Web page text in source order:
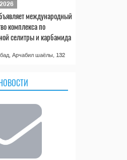
международный
комплекса по
селитры и карбамида
Арчабил шаёлы, 132